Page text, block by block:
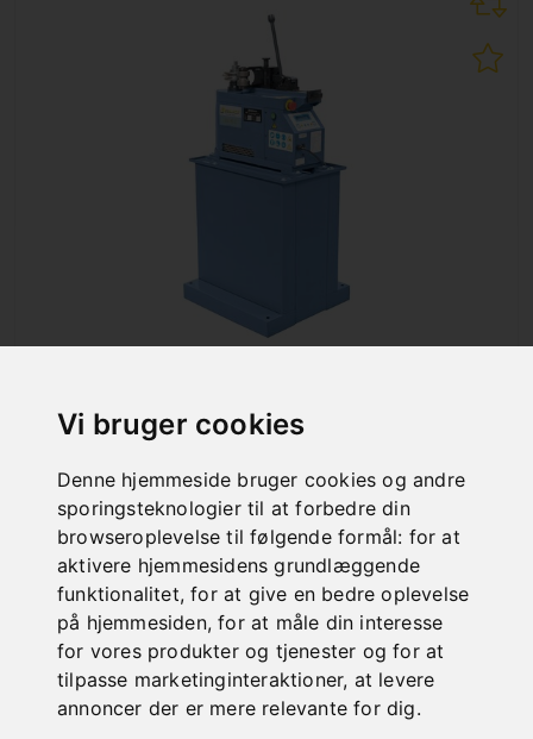
Vi bruger cookies
Denne hjemmeside bruger cookies og andre
sporingsteknologier til at forbedre din
browseroplevelse til følgende formål: for at
aktivere hjemmesidens grundlæggende
funktionalitet,for at give en bedre oplevelse
på hjemmesiden,for at måle din interesse
for vores produkter og tjenester og for at
tilpasse marketinginteraktioner, at levere
annoncer der er mere relevante for dig.
4.608,00 €
Out of Stock